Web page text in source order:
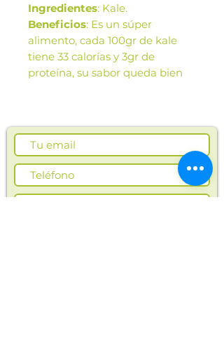
Ingredientes: Kale.
Beneficios: Es un súper
alimento, cada 100gr de kale
tiene 33 calorías y 3gr de
proteína, su sabor queda bien
Las imágenes de este producto
son de referencia. Los tamaños,
presentación y colores de la